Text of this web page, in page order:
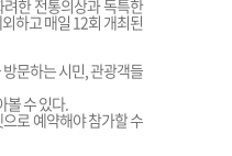
한 전통의상과 독특한
하고 매일 12회 개최된
문하는 시민, 관광객들
볼 수 있다.
로 예약해야 참가할 수